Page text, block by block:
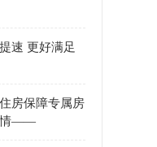
速 更好满足
房保障专属房
情——